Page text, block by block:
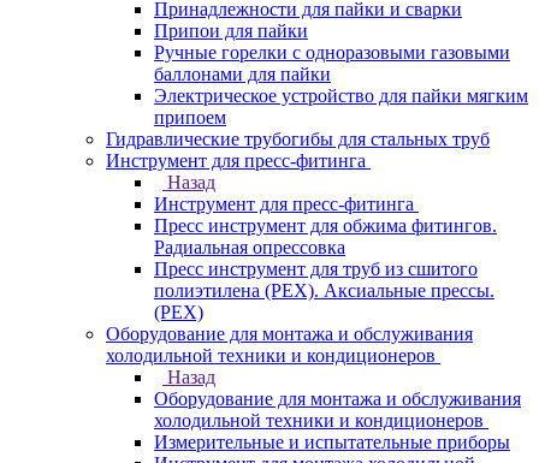
Принадлежности для пайки и сварки
Припои для пайки
Ручные горелки с одноразовыми газовыми
баллонами для пайки
Электрическое устройство для пайки мягким
припоем
Гидравлические трубогибы для стальных труб
Инструмент для пресс-фитинга
Назад
Инструмент для пресс-фитинга
Пресс инструмент для обжима фитингов.
Радиальная опрессовка
Пресс инструмент для труб из сшитого
полиэтилена (PEX). Аксиальные прессы.
(PEX)
Оборудование для монтажа и обслуживания
холодильной техники и кондиционеров
Назад
Оборудование для монтажа и обслуживания
холодильной техники и кондиционеров
Измерительные и испытательные приборы